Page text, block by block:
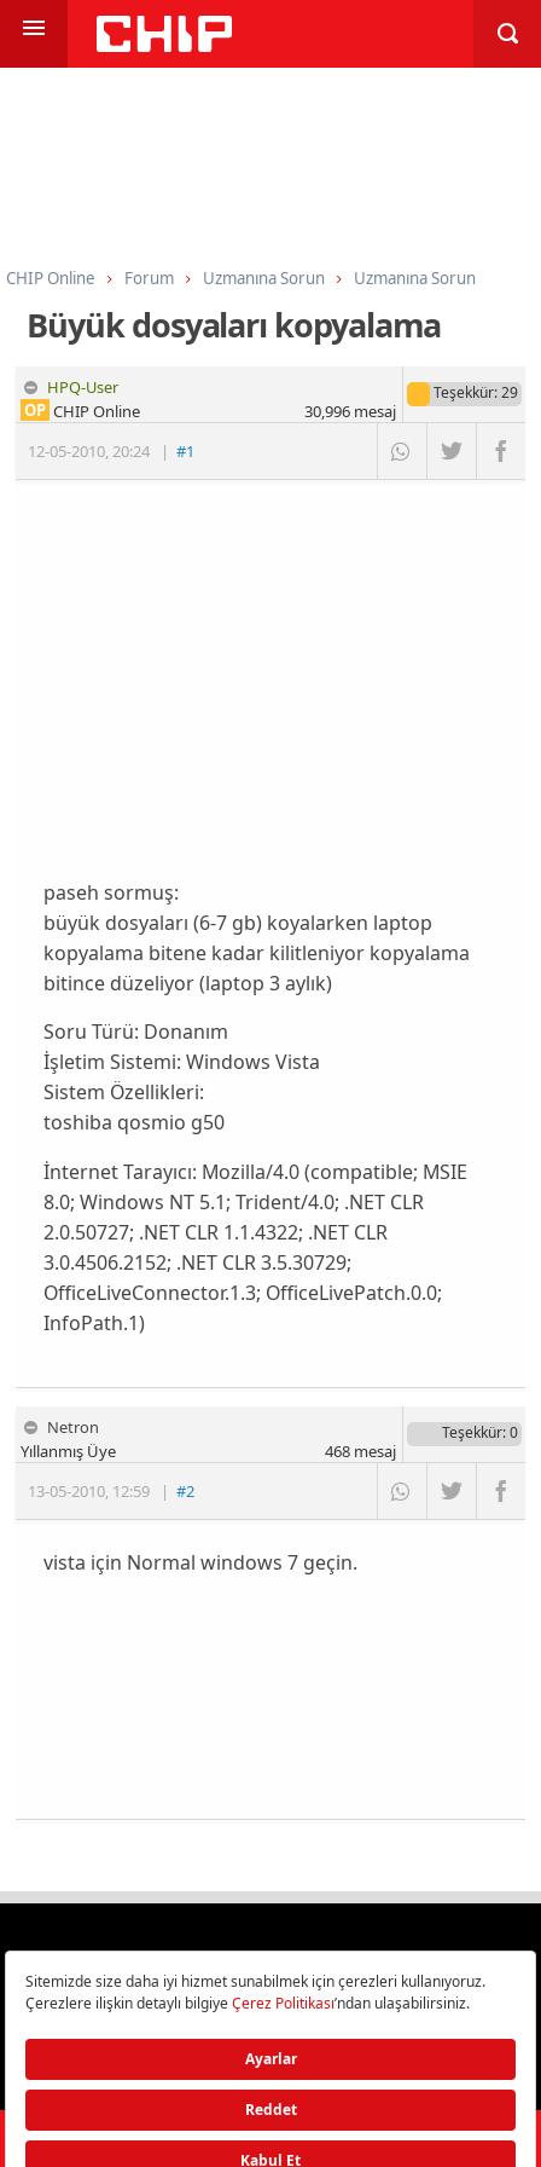
CHIP Online Forum Uzmanına Sorun Uzmanına Sorun
Büyük dosyaları kopyalama
HPQ-User
12-05-2010,20:24 |#1
OP CHIP Online
Teşekkür: 29
30,996mesaj
paseh sormuş:
büyük dosyaları (6-7 gb) koyalarken laptop
kopyalama bitene kadar kilitleniyor kopyalama
bitince düzeliyor (laptop 3 aylık)
Soru Türü: Donanım
İşletim Sistemi: Windows Vista
Sistem Özellikleri:
toshiba qosmio g50
İnternet Tarayıcı: Mozilla/4.0 (compatible; MSIE
8.0; Windows NT 5.1; Trident/4.0; .NET CLR
2.0.50727; .NET CLR 1.1.4322; .NET CLR
3.0.4506.2152; .NET CLR 3.5.30729;
OfficeLiveConnector.1.3; OfficeLivePatch.0.0;
InfoPath.1)
Netron
13-05-2010, 12:59 |#2
Yıllanmış Üye
Teşekkür: 0
468mesaj
vista için Normal windows 7 geçin.
Türkiye
Bilişim ve Teknoloji Haberleri CHIP Online’da!
©2026Doğan Burda Dergi Yayıncılık ve Pazarlama A.Ş./ Tüm hakları